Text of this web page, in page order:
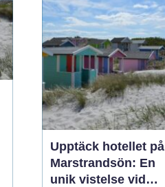
Upptäck hotellet på
Marstrandsön: En
unik vistelse vid